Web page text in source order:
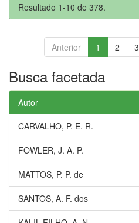
Resultado 1-10 de 378.
Anterior 1 2 3
Busca facetada
Autor
CARVALHO, P. E. R.
FOWLER, J. A. P.
MATTOS, P. P. de
SANTOS, A. F. dos